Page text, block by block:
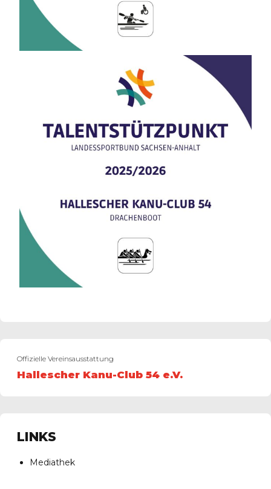
Offizielle Vereinsausstattung
Hallescher Kanu-Club 54 e.V.
LINKS
Mediathek